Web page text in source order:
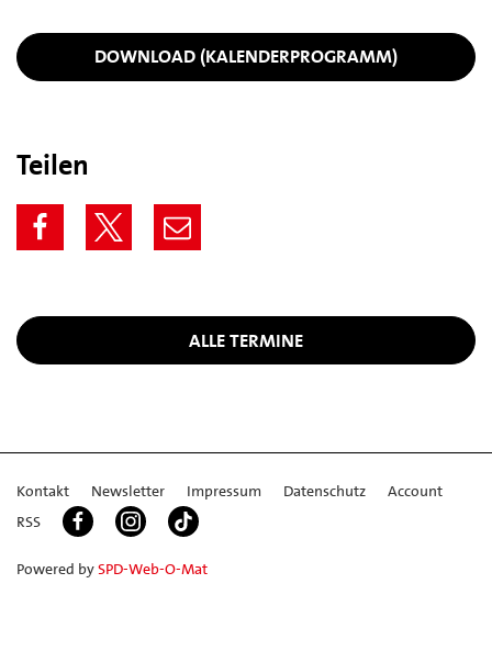
DOWNLOAD (KALENDERPROGRAMM)
Teilen
ALLE TERMINE
Kontakt Newsletter Impressum Datenschutz
Account
RSS
Powered bySPD-Web-O-Mat